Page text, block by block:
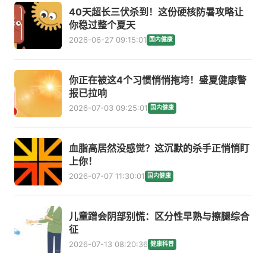
40天超长三伏杀到！这份硬核防暑攻略让
你稳过整个夏天
2026-06-27 09:15:01 国内健康
你正在被这4个习惯悄悄拖垮！盛夏健康警
报已拉响
2026-07-03 09:25:01 国内健康
血脂高居然没感觉？这沉默的杀手正悄悄盯
上你！
2026-07-07 11:30:01 国内健康
儿童蹭会阴部别慌：区分性早熟与擦腿综合
征
2026-07-13 08:20:36 健康科普